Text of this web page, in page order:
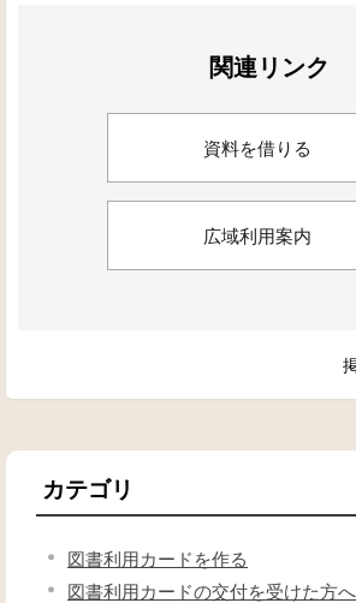
関連リンク
資料を借りる
広域利用案内
カテゴリ
図書利用カードを作る
図書利用カードの交付を受けた方